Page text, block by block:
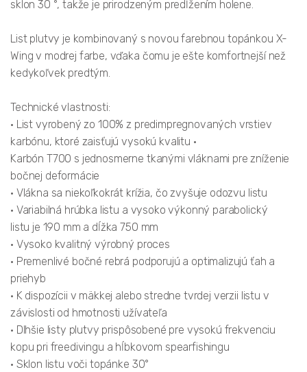
sklon 30 °, takže je prirodzeným predĺžením holene.
List plutvy je kombinovaný s novou farebnou topánkou X-
Wing v modrej farbe, vďaka čomu je ešte komfortnejší než
kedykoľvek predtým.
Technické vlastnosti:
• List vyrobený zo 100% z predimpregnovaných vrstiev
karbónu, ktoré zaisťujú vysokú kvalitu •
Karbón T700 s jednosmerne tkanými vláknami pre zníženie
bočnej deformácie
• Vlákna sa niekoľkokrát krížia, čo zvyšuje odozvu listu
• Variabilná hrúbka listu a vysoko výkonný parabolický
listu je 190 mm a dĺžka 750 mm
• Vysoko kvalitný výrobný proces
• Premenlivé bočné rebrá podporujú a optimalizujú ťah a
priehyb
• K dispozícii v mäkkej alebo stredne tvrdej verzii listu v
závislosti od hmotnosti užívateľa
• Dlhšie listy plutvy prispôsobené pre vysokú frekvenciu
kopu pri freedivingu a hĺbkovom spearfishingu
• Sklon listu voči topánke 30°